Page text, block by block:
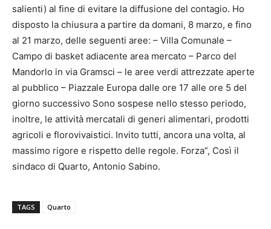
salienti) al fine di evitare la diffusione del contagio. Ho
disposto la chiusura a partire da domani, 8 marzo, e fino
al 21 marzo, delle seguenti aree: – Villa Comunale –
Campo di basket adiacente area mercato – Parco del
Mandorlo in via Gramsci – le aree verdi attrezzate aperte
al pubblico – Piazzale Europa dalle ore 17 alle ore 5 del
giorno successivo Sono sospese nello stesso periodo,
inoltre, le attività mercatali di generi alimentari, prodotti
agricoli e florovivaistici. Invito tutti, ancora una volta, al
massimo rigore e rispetto delle regole. Forza”, Così il
sindaco di Quarto, Antonio Sabino.
TAGS Quarto